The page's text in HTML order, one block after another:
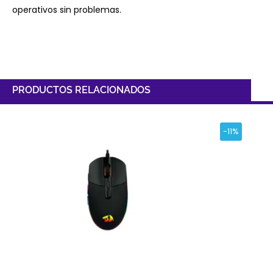
operativos sin problemas.
PRODUCTOS RELACIONADOS
-11%